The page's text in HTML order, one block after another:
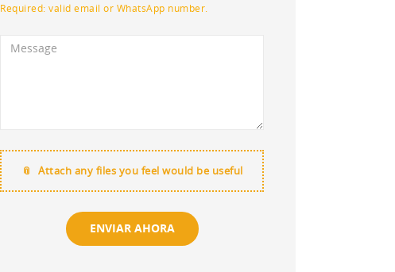
Required: valid email or WhatsApp number.
Attach any files you feel would be useful